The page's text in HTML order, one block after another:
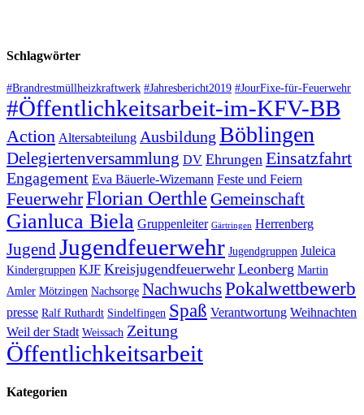
Schlagwörter
#Brandrestmüllheizkraftwerk #Jahresbericht2019 #JourFixe-für-Feuerwehr
#Öffentlichkeitsarbeit-im-KFV-BB
Action Altersabteilung Ausbildung Böblingen
Delegiertenversammlung DV Ehrungen Einsatzfahrt
Engagement Eva Bäuerle-Wizemann Feste und Feiern
FeuerwehrFlorian Oerthle Gemeinschaft
Gianluca Biela Gruppenleiter Gärtringen Herrenberg
JugendJugendfeuerwehr Jugendgruppen Juleica
Kindergruppen KJF Kreisjugendfeuerwehr Leonberg Martin
Amler Mötzingen Nachsorge NachwuchsPokalwettbewerb
presse Ralf Ruthardt Sindelfingen Spaß Verantwortung Weihnachten
Weil der Stadt Weissach Zeitung
Öffentlichkeitsarbeit
Kategorien